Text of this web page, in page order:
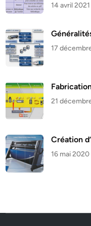
14 avril 2021
17
21
Création
16 mai 2020